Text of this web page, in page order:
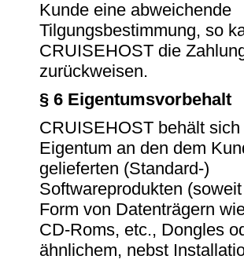
Kunde eine abweichende
Tilgungsbestimmung, so
CRUISEHOST die
zurückweisen.
§ 6 Eigentumsvorbehalt
CRUISEHOST behält sich
Eigentum an den dem
gelieferten (Standard-)
Softwareprodukten
Form von Datenträgern
CD-Roms, etc., Dongles
ähnlichem, nebst